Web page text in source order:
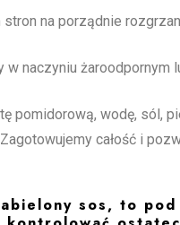
na porządnie
w naczyniu żaroodpornym
pomidorową, wodę, sól,
całość i
sos, to